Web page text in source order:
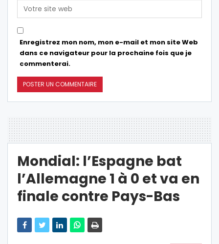
Enregistrez mon nom, mon e-mail et mon site Web
dans ce navigateur pour la prochaine fois que je
commenterai.
Mondial: l’Espagne bat
l’Allemagne 1 à 0 et va en
finale contre Pays-Bas